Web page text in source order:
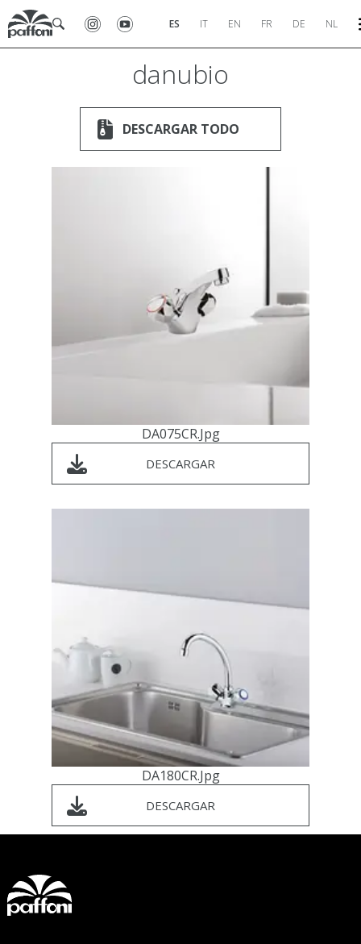
ES IT EN FR DE NL
danubio
DESCARGAR TODO
DA075CR.jpg
DESCARGAR
DA180CR.jpg
DESCARGAR